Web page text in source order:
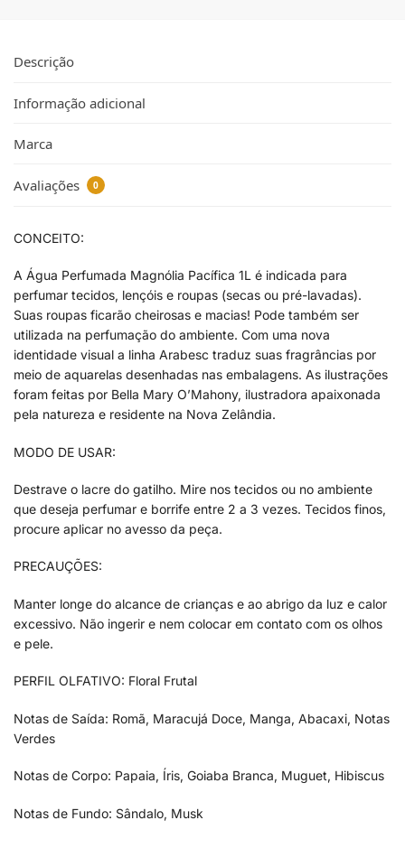
Descrição
Informação adicional
Marca
Avaliações 0
CONCEITO:
A Água Perfumada Magnólia Pacífica 1L é indicada para
perfumar tecidos, lençóis e roupas (secas ou pré-lavadas).
Suas roupas ficarão cheirosas e macias! Pode também ser
utilizada na perfumação do ambiente. Com uma nova
identidade visual a linha Arabesc traduz suas fragrâncias por
meio de aquarelas desenhadas nas embalagens. As ilustrações
foram feitas por Bella Mary O’Mahony, ilustradora apaixonada
pela natureza e residente na Nova Zelândia.
MODO DE USAR:
Destrave o lacre do gatilho. Mire nos tecidos ou no ambiente
que deseja perfumar e borrife entre 2 a 3 vezes. Tecidos finos,
procure aplicar no avesso da peça.
PRECAUÇÕES:
Manter longe do alcance de crianças e ao abrigo da luz e calor
excessivo. Não ingerir e nem colocar em contato com os olhos
e pele.
PERFIL OLFATIVO: Floral Frutal
Notas de Saída: Romã, Maracujá Doce, Manga, Abacaxi, Notas
Verdes
Notas de Corpo: Papaia, Íris, Goiaba Branca, Muguet, Hibiscus
Notas de Fundo: Sândalo, Musk